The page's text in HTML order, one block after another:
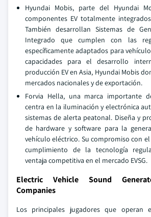
Hyundai Mobis, parte del Hyundai
componentes EV totalmente
También desarrollan Sistemas de
Integrado que cumplen con las
específicamente adaptados para
capacidades para el desarrollo
producción EV en Asia, Hyundai Mobis
mercados nacionales y de exportación.
Forvia Hella, una marca importante
centra en la iluminación y electrónica
sistemas de alerta peatonal. Diseña y
de hardware y software para la
vehículo eléctrico. Su compromiso con
cumplimiento de la tecnología
ventaja competitiva en el mercado EVSG.
Electric Vehicle Sound
Companies
Los principales jugadores que operan